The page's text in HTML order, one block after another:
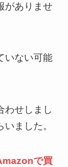
がありませ
いない可能
わせしまし
ました。
で買